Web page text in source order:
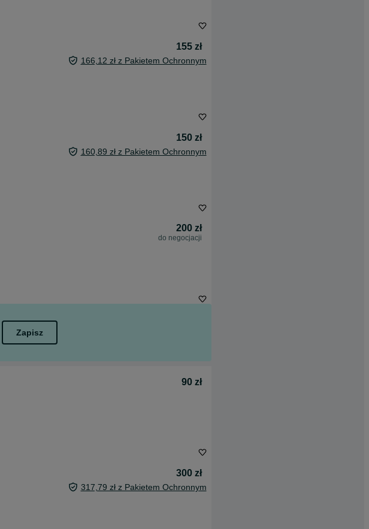
155 zł
166,12 zł z Pakietem Ochronnym
150 zł
160,89 zł z Pakietem Ochronnym
200 zł
do negocjacji
Zapisz
90 zł
300 zł
317,79 zł z Pakietem Ochronnym